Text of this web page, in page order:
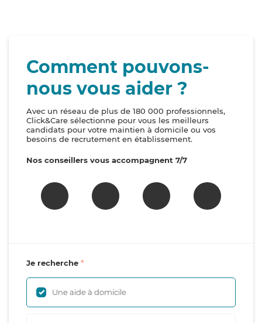
Comment pouvons-
nous vous aider ?
Avec un réseau de plus de 180 000 professionnels,
Click&Care sélectionne pour vous les meilleurs
candidats pour votre maintien à domicile ou vos
besoins de recrutement en établissement.
Nos conseillers vous accompagnent 7/7
Je recherche
Une aide à domicile